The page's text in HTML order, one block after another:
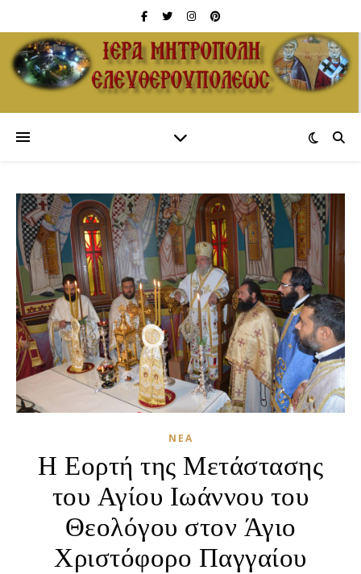
ΝΈΑ
Η Εορτή της Μετάστασης
του Αγίου Ιωάννου του
Θεολόγου στον Άγιο
Χριστόφορο Παγγαίου